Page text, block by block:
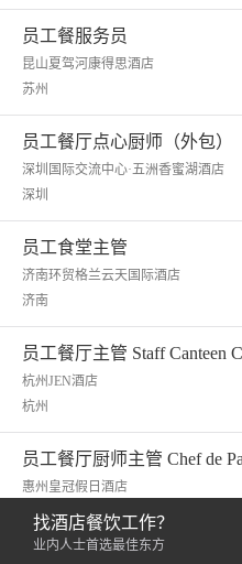
员工餐服务员
昆山夏驾河康得思酒店
苏州
员工餐厅点心厨师（外包）
深圳国际交流中心·五洲香蜜湖酒店
深圳
员工食堂主管
济南环贸格兰云天国际酒店
济南
员工餐厅主管 Staff Canteen
杭州JEN酒店
杭州
员工餐厅厨师主管 Chef de
惠州皇冠假日酒店
惠州
找酒店餐饮工作？
业内人士首选最佳东方